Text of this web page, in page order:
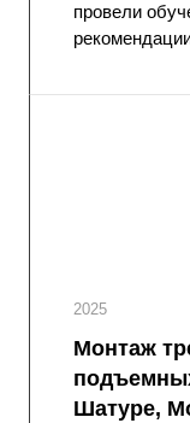
провели
2025
Монтаж
Шатуре,